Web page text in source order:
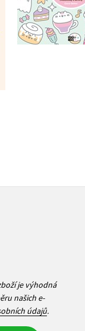
Do
je výhodná
našich e-
údajů.